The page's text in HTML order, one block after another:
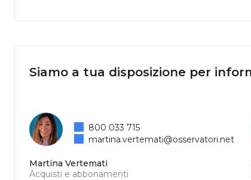
Siamo a tua disposizione per
Martina Vertemati
Acquisti e abbonamenti
800 033 715
martina.vertemati@osservatori.net